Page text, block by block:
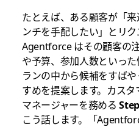
たとえば、ある顧客が「
ンチを手配したい」とリク
Agentforce はその顧客の
や予算、参加人数といっ
ランの中から候補をすば
すめを提案します。カス
マネージャーを務める
こう話します。「